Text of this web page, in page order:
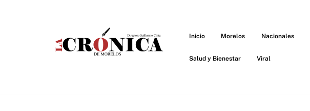
Inicio Morelos Nacionales
Salud y Bienestar Viral